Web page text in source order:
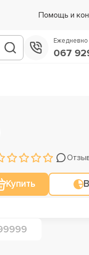
Помощь и
067
Купить